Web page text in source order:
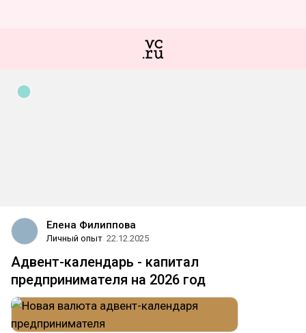
Елена Филиппова
Личный опыт 22.12.2025
Адвент-календарь - капитал
предпринимателя на 2026 год